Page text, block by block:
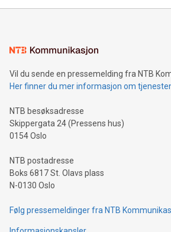
Vil du sende en pressemelding fra NTB
Her finner du mer informasjon om
NTB besøksadresse
Skippergata 24 (Pressens hus)
0154 Oslo
NTB postadresse
Boks 6817 St. Olavs plass
N-0130 Oslo
Følg pressemeldinger fra NTB